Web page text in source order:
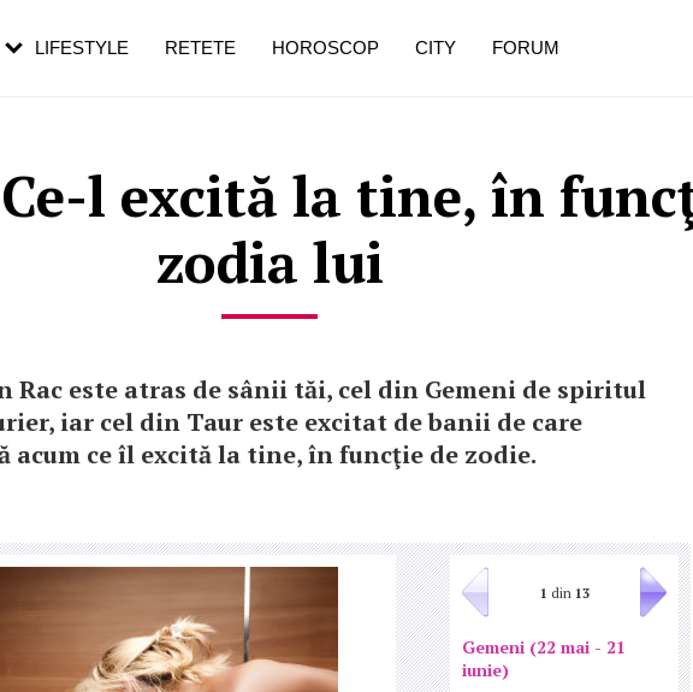
l excită la tine, în
zodia lui
Rac este atras de sânii tăi, cel din Gemeni de spiritul
iar cel din Taur este excitat de banii de care
acum ce îl excită la tine, în funcţie de zodie.
1 din 13
Gemeni (22 mai - 21
iunie)
LIFESTYLE RETETE HOROSCOP CITY FORUM
în vârstă
de dureroasă este investigația